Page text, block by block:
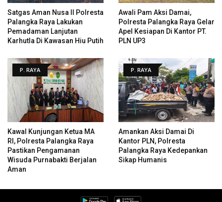
Satgas Aman Nusa II Polresta
Palangka Raya Lakukan
Pemadaman Lanjutan
Karhutla Di Kawasan Hiu Putih
Awali Pam Aksi Damai,
Polresta Palangka Raya Gelar
Apel Kesiapan Di Kantor PT.
PLN UP3
P. RAYA
Kawal Kunjungan Ketua MA
RI, Polresta Palangka Raya
Pastikan Pengamanan
Wisuda Purnabakti Berjalan
Aman
P. RAYA
Amankan Aksi Damai Di
Kantor PLN, Polresta
Palangka Raya Kedepankan
Sikap Humanis